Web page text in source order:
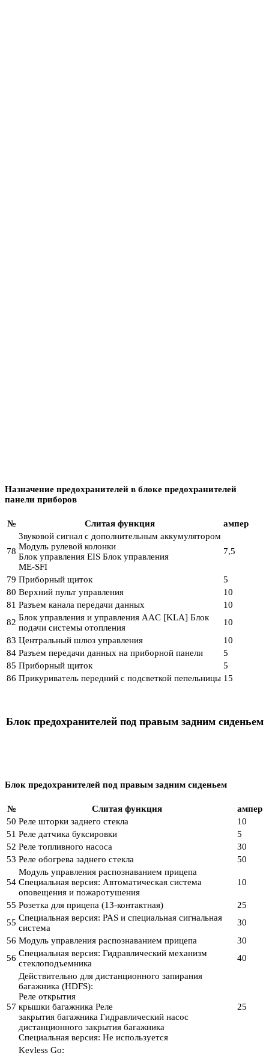
Назначение предохранителей в блоке предохранителей
панели приборов
№ Слитая функция ампер
78
Звуковой сигнал с дополнительным аккумулятором
Модуль рулевой колонки
Блок управления EIS Блок управления
ME-SFI
7,5
79 Приборный щиток
5
80 Верхний пульт управления
10
81 Разъем канала передачи данных
10
82 Блок управления и управления AAC [KLA] Блок
подачи системы отопления
10
83 Центральный шлюз управления
10
84 Разъем передачи данных на приборной панели
5
85 Приборный щиток
5
86 Прикуриватель передний с подсветкой пепельницы 15
Блок предохранителей под правым задним сиденьем
Блок предохранителей под правым задним сиденьем
№ Слитая функция
ампер
50 Реле шторки заднего стекла
10
51 Реле датчика буксировки
5
52 Реле топливного насоса
30
53 Реле обогрева заднего стекла 50
54
Модуль управления распознаванием прицепа
Специальная версия: Автоматическая система
оповещения и пожаротушения
10
55 Розетка для прицепа (13-контактная)
25
55 Специальная версия: PAS и специальная сигнальная
система
30
56 Модуль управления распознаванием прицепа
30
56 Специальная версия: Гидравлический механизм
стеклоподъемника
40
57
Действительно для дистанционного запирания
багажника (HDFS):
Реле открытия
крышки багажника Реле
закрытия багажника Гидравлический насос
дистанционного закрытия багажника
Специальная версия: Не используется
25
Keyless Go: